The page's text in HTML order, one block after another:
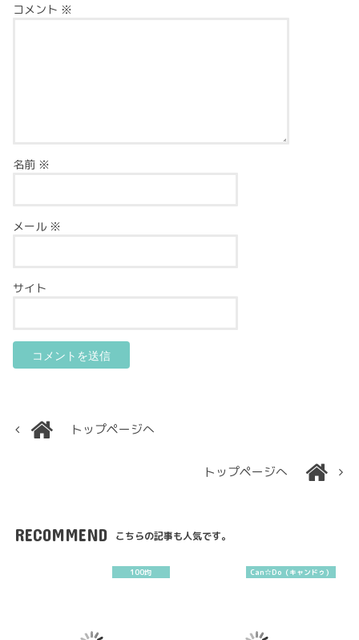
コメント ※
名前 ※
メール ※
サイト
トップページへ
トップページへ
RECOMMEND こちらの記事も人気です。
100均 Can☆Do（キャンドゥ）